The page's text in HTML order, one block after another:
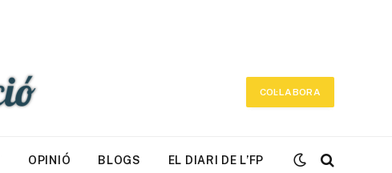
COL·LABORA
OPINIÓ BLOGS EL DIARI DE L’FP